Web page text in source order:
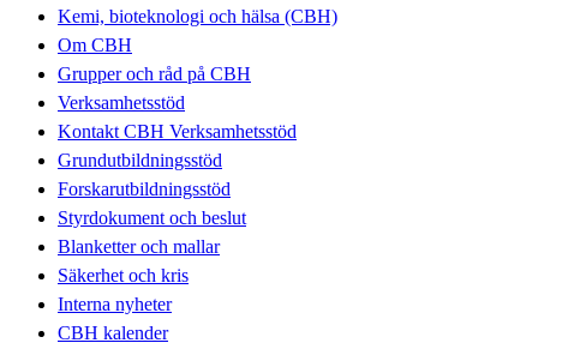
Kemi, bioteknologi och hälsa (CBH)
Om CBH
Grupper och råd på CBH
Verksamhetsstöd
Kontakt CBH Verksamhetsstöd
Grundutbildningsstöd
Forskarutbildningsstöd
Styrdokument och beslut
Blanketter och mallar
Säkerhet och kris
Interna nyheter
CBH kalender